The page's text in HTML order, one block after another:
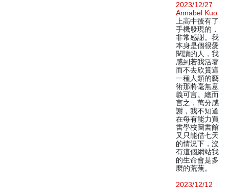
2023/12/27
Annabel Kuo
上高中後有了
手機發現的，
非常感謝。我
本身是個很愛
閱讀的人，我
感到若我活著
而不去欣賞這
一種人類的藝
術那將毫無意
義可言。總而
言之，萬分感
謝，我不知道
在每有能力買
書學校圖書館
又只能借七天
的情況下，沒
有這個網站我
的生命會是多
麼的荒蕪。
2023/12/12